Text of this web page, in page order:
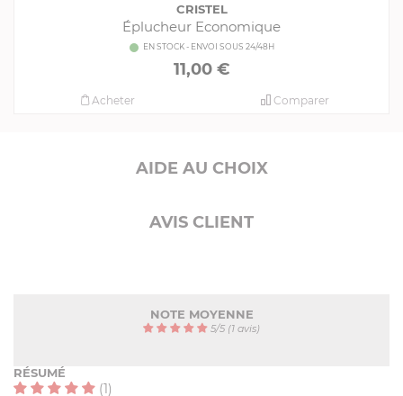
CRISTEL
Éplucheur Economique
EN STOCK - ENVOI SOUS 24/48H
11,00 €
Comparer
Acheter
AIDE AU CHOIX
AVIS CLIENT
NOTE MOYENNE
5/5 (1 avis)
RÉSUMÉ
(1)